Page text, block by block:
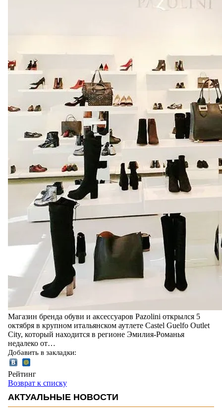
Магазин бренда обуви и аксессуаров Pazolini открылся 5
октября в крупном итальянском аутлете Castel Guelfo Outlet
City, который находится в регионе Эмилия-Романья
недалеко от…
Добавить в закладки:
Рейтинг
Возврат к списку
АКТУАЛЬНЫЕ НОВОСТИ